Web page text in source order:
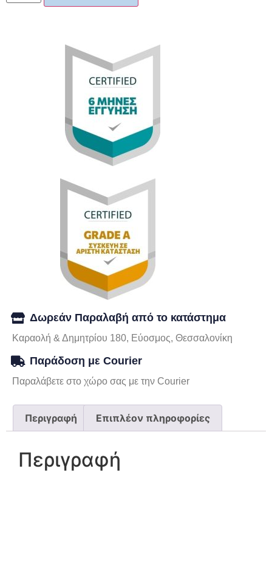
Δωρεάν Παραλαβή από το κατάστημα
Καραολή & Δημητρίου 180, Εύοσμος, Θεσσαλονίκη
Παράδοση με Courier
Παραλάβετε στο χώρο σας με την Courier
Περιγραφή Επιπλέον πληροφορίες
Περιγραφή